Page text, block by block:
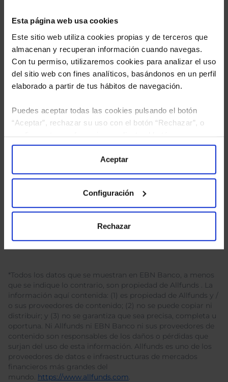
Esta página web usa cookies
Este sitio web utiliza cookies propias y de terceros que
almacenan y recuperan información cuando navegas.
Con tu permiso, utilizaremos cookies para analizar el uso
del sitio web con fines analíticos, basándonos en un perfil
elaborado a partir de tus hábitos de navegación.
Puedes aceptar todas las cookies pulsando el botón
“Aceptar”, rechazar su uso con el botón “Rechazar”, o
“Configuración”. Consulta nuestraPolítica
para más información.
Aceptar
Configuración
Rechazar
tratamiento de mis datos personales.
*Todos los datos que se muestran en EBN Banco, a menos
que se indique lo contrario, son propiedad de Allfunds . La
información aquí contenida: (1) es propiedad de Allfunds y /
o sus proveedores de contenido; (2) no se puede copiar ni
distribuir; y (3) no se garantiza que sea precisa, completa u
oportuna. Ni Allfunds ni EBN Banco ni sus proveedores de
contenido son responsables de los daños o pérdidas que
surjan del uso de esta información. Allfunds es uno de los
proveedores de datos e infraestructuras de mercados
financieros más grandes del
mundo. https://www.allfunds.com.